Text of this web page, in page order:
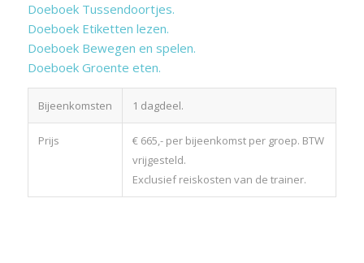
Doeboek Tussendoortjes.
Doeboek Etiketten lezen.
Doeboek Bewegen en spelen.
Doeboek Groente eten.
Bijeenkomsten 1 dagdeel.
Prijs
€ 665,- per bijeenkomst per groep. BTW
vrijgesteld.
Exclusief reiskosten van de trainer.